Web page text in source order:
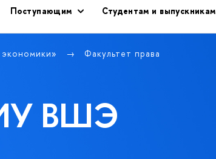
Поступающим
Студентам и выпускникам
Факультет права
ВШЭ